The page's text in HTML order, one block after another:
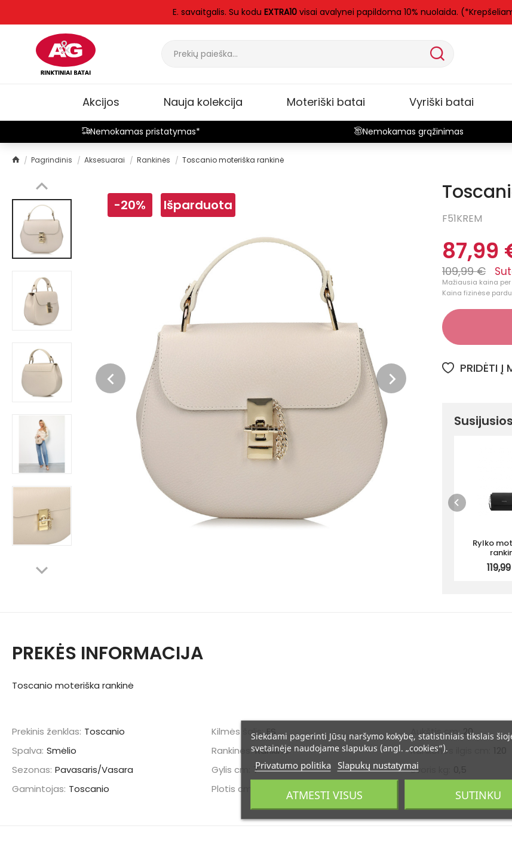
E. savaitgalis. Su kodu EXTRA10visai avalynei papildoma 10% nuolaida.
Akcijos Nauja kolekcija Moteriški batai Vyriški batai
Nemokamas pristatymas* Nemokamas grąžinimas
Pagrindinis Aksesuarai Rankinės Toscanio moteriška rankinė
-20% Išparduota
F51KREM
87,99
109,99 €
Mažiausia kaina
Kaina fizinėse
PRIDĖTI Į
Rylko
PREKĖS INFORMACIJA
Toscanio moteriška rankinė
Prekinis ženklas: Toscanio
Spalva: Smėlio
Sezonas: Pavasaris/Vasara
Gamintojas: Toscanio
Kilmės šalis:
ES
Rankinės: Rankinė
Gylis cm:
7
Plotis cm:
Aukštis cm:
20
Rankenos ilgis cm:
Svoris kg:
Siekdami pagerinti Jūsų naršymo kokybę, statistiniais tikslais
svetainėje naudojame slapukus (angl. „cookies“).
Privatumo politika Slapukų nustatymai
ATMESTI VISUS SUTINKU